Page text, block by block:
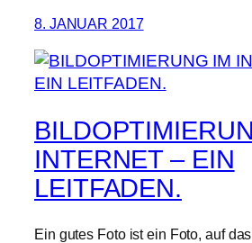
8. JANUAR 2017
INTERNET – EIN
LEITFADEN.
Ein gutes Foto ist ein Foto, auf